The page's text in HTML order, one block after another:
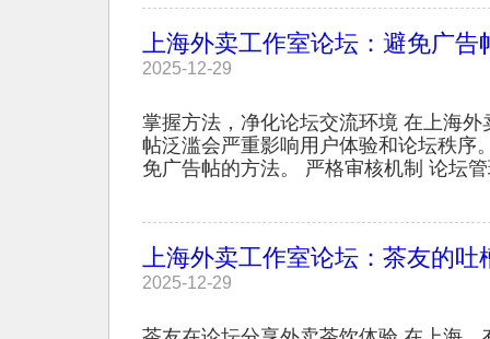
上海外卖工作室论坛：避免广告
2025-12-29
掌握方法，净化论坛交流环境 在上海
帖泛滥会严重影响用户体验和论坛秩序
免广告帖的方法。 严格审核机制 论坛
上海外卖工作室论坛：茶友的吐
2025-12-29